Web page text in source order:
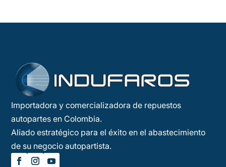
Importadora y comercializadora de repuestos
autopartes en Colombia.
Aliado estratégico para el éxito en el abastecimiento
de su negocio autopartista.